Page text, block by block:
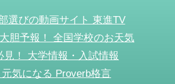
選びの動画サイト 東進TV
胆予報！ 全国学校のお天気
見！ 大学情報・入試情報
元気になる Proverb格言